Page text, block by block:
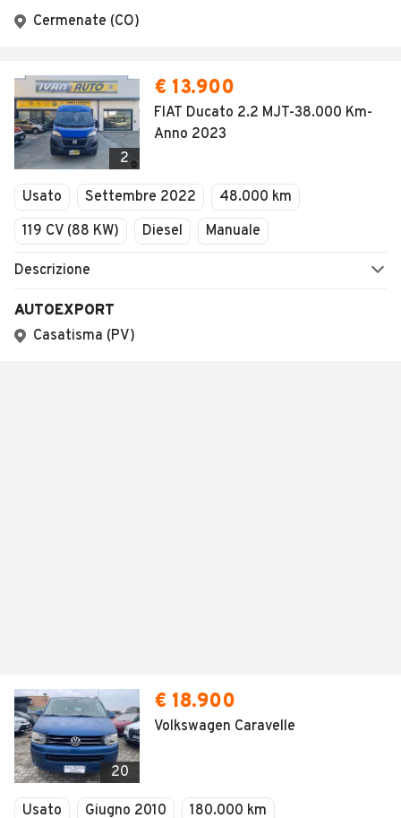
Cermenate (CO)
2
€ 13.900
FIAT Ducato 2.2 MJT-38.000 Km-
Anno 2023
Usato Settembre 2022
48.000 km
119 CV (88 KW)
Diesel Manuale
Descrizione
AUTOEXPORT
Casatisma (PV)
20
€ 18.900
Volkswagen Caravelle
Usato Giugno 2010
180.000 km